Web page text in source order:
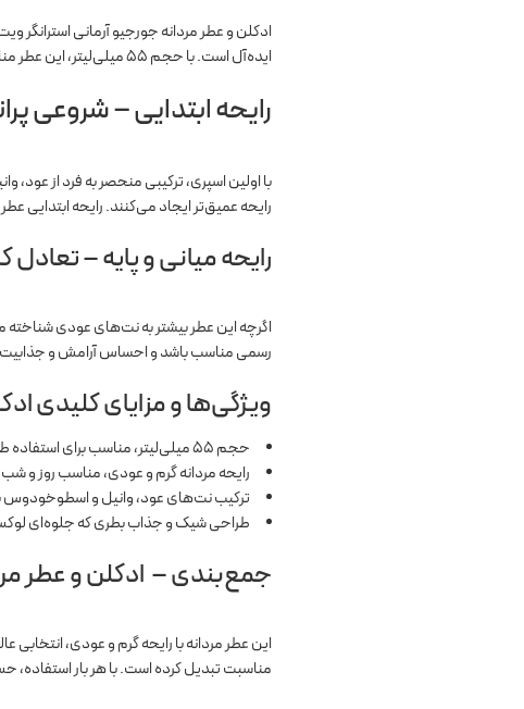
ادکلن و عطر مردانه جورجیو آرمانی
ایده‌آل است. با حجم ۵۵ میلی‌لیتر، این عطر مناسب استفاده روزانه و همچنین مناسبت‌های خاص است و حضور شما را در هر جمعی برجسته می‌کند.
رایحه ابتدایی – شروعی
با اولین اسپری، ترکیبی منحصر به فرد از
رایحه عمیق‌تر ایجاد می‌کنند. رایحه ابتدایی
رایحه میانی و پایه – تعادل
اگرچه این عطر بیشتر به نت‌های عودی
رسمی مناسب باشد و احساس آرامش و جذابیت
ویژگی‌ها و مزایای کلیدی
حجم ۵۵ میلی‌لیتر، مناسب برای استفاده طولانی مدت
رایحه مردانه گرم و عودی، مناسب روز و شب
ترکیب نت‌های عود، وانیل و اسطوخودوس
طراحی شیک و جذاب بطری که جلوه‌ای
جمع‌بندی – ادکلن و عطر
این عطر مردانه با رایحه گرم و عودی،
مناسبت تبدیل کرده است. با هر بار